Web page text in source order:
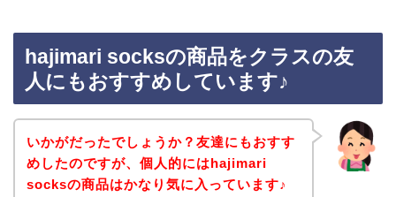
hajimari socksの商品をクラスの友
人にもおすすめしています♪
いかがだったでしょうか？友達にもおすす
めしたのですが、個人的にはhajimari
socksの商品はかなり気に入っています♪